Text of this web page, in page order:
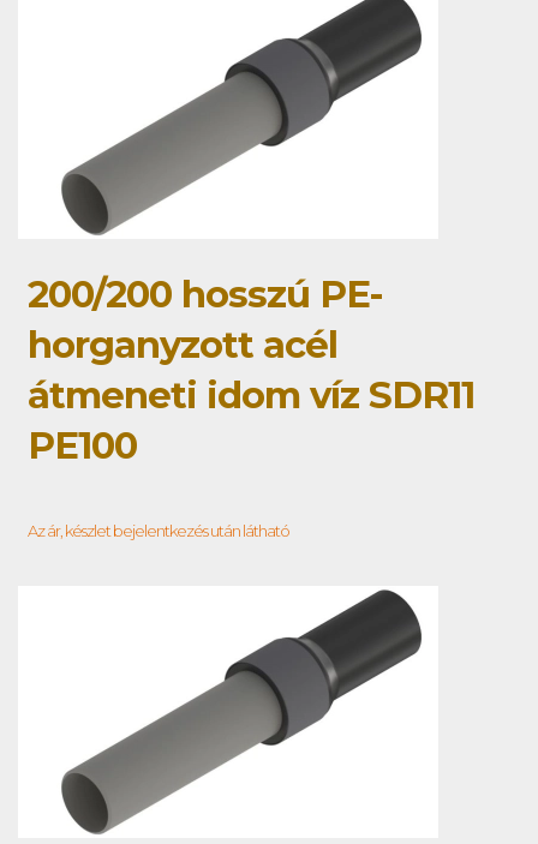
200/200 hosszú PE-
horganyzott acél
átmeneti idom víz SDR11
PE100
Az ár, készlet bejelentkezés után látható